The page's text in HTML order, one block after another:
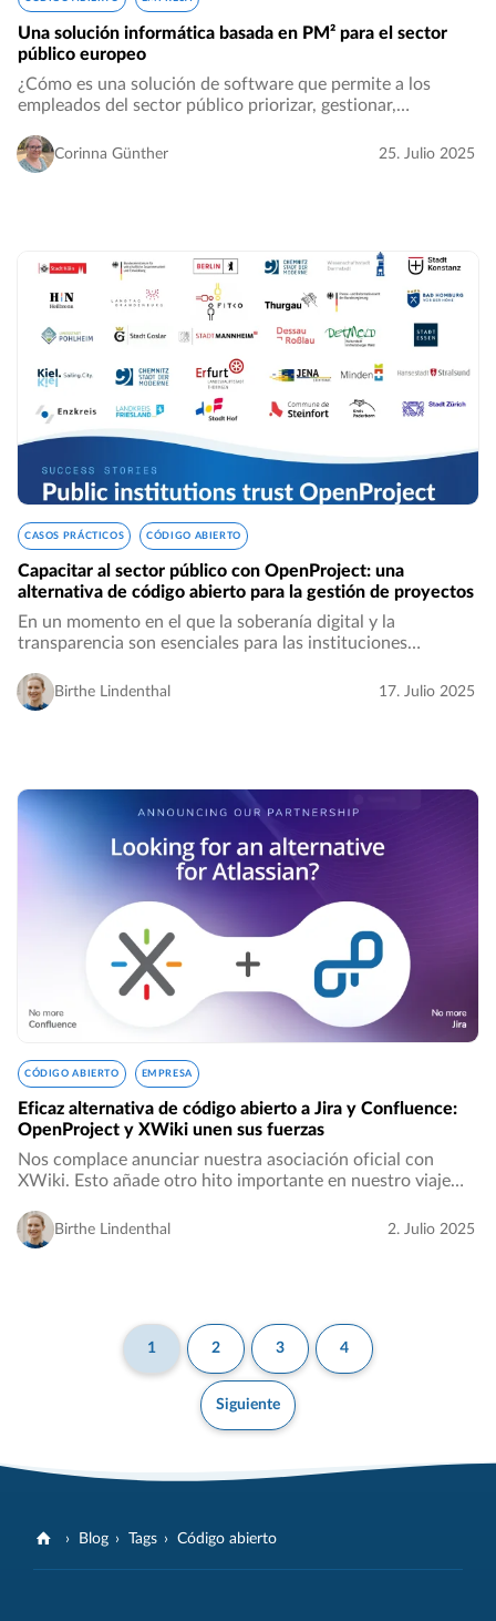
Una solución informática basada en PM² para el sector
público europeo
¿Cómo es una solución de software que permite a los
empleados del sector público priorizar, gestionar,
Corinna Günther 25. Julio 2025
CASOS PRÁCTICOS CÓDIGO ABIERTO
Capacitar al sector público con OpenProject: una
alternativa de código abierto para la gestión de proyectos
En un momento en el que la soberanía digital y la
transparencia son esenciales para las instituciones
y de código abierto para la gestión de proyectos…
Birthe Lindenthal 17. Julio 2025
CÓDIGO ABIERTO EMPRESA
Eficaz alternativa de código abierto a Jira y Confluence:
OpenProject y XWiki unen sus fuerzas
Nos complace anunciar nuestra asociación oficial con
XWiki. Esto añade otro hito importante en nuestro viaje
transparente y soberano en materia de datos…
Birthe Lindenthal 2. Julio 2025
1 2 3 4
Siguiente
Blog Tags Código abierto